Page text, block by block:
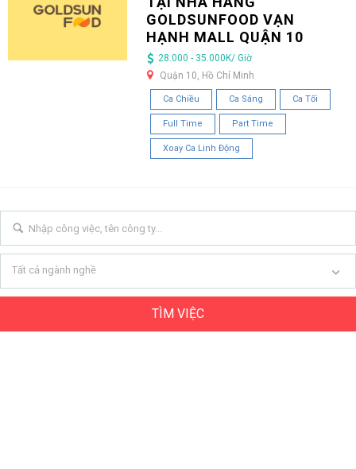
GOLDSUNFOOD VẠN
HẠNH MALL QUẬN 10
28.000 - 35.000K/ Giờ
Quận 10, Hồ Chí Minh
Ca Chiều Ca Sáng Ca Tối
Full Time Part Time
Xoay Ca Linh Động
Tất cả ngành nghề